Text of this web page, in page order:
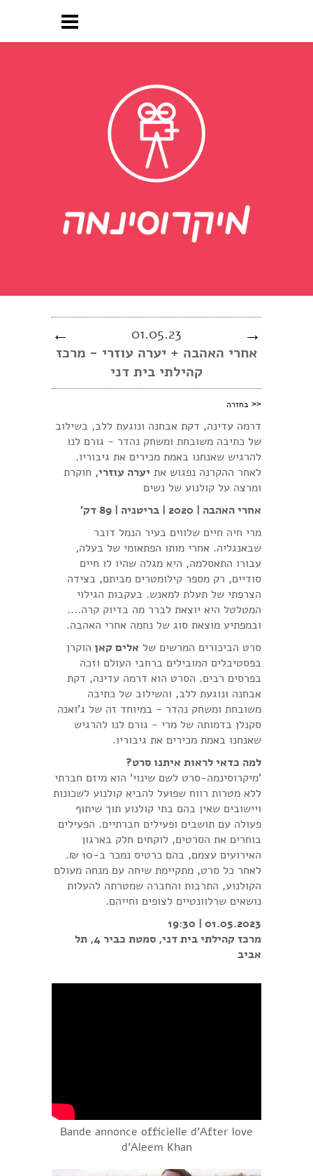
01.05.23
אחרי האהבה + יערה עוזרי - מרכז
קהילתי בית דני
← →
<< בחזרה
דרמה עדינה, דקת אבחנה ונוגעת ללב, בשילוב
של כתיבה משובחת ומשחק נהדר - גורם לנו
להרגיש שאנחנו באמת מכירים את גיבוריו.
לאחר ההקרנה נפגוש את יערה עוזרי, חוקרת
ומרצה על קולנוע של נשים
אחרי האהבה | 2020 | בריטניה | 89 דק'
מרי חיה חיים שלווים בעיר הנמל דובר
שבאנגליה. אחרי מותו הפתאומי של בעלה,
עבורו התאסלמה, היא מגלה שהיו לו חיים
סודיים, רק מספר קילומטרים מביתם, בצידה
הצרפתי של תעלת למאנש. בעקבות הגילוי
המטלטל היא יוצאת לברר מה בדיוק קרה....
ובמפתיע מוצאת סוג של נחמה אחרי האהבה.
סרט הביכורים המרשים של אלים קאן הוקרן
בפסטיבלים המובילים ברחבי העולם וזכה
בפרסים רבים. הסרט הוא דרמה עדינה, דקת
אבחנה ונוגעת ללב, והשילוב של כתיבה
משובחת ומשחק נהדר - במיוחד זה של ג'ואנה
סקנלן בדמותה של מרי - גורם לנו להרגיש
שאנחנו באמת מכירים את גיבוריו.
למה כדאי לראות איתנו סרט?
'מיקרוסינמה-סרט לשם שינוי' הוא מיזם חברתי
ללא מטרות רווח שפועל להביא קולנוע לשכונות
ויישובים שאין בהם בתי קולנוע תוך שיתוף
פעולה עם תושבים ופעילים חברתיים. הפעילים
בוחרים את הסרטים, לוקחים חלק בארגון
האירועים עצמם, בהם כרטיס נמכר ב-10 ₪.
לאחר כל סרט, מתקיימת שיחה עם מנחה מעולם
הקולנוע, התרבות והחברה שמטרתה להעלות
נושאים שרלוונטיים לצופים וחייהם.
01.05.2023 | 19:30
מרכז קהילתי בית דני, סמטת כביר 4, תל
אביב
Bande annonce officielle d'After love
d'Aleem Khan